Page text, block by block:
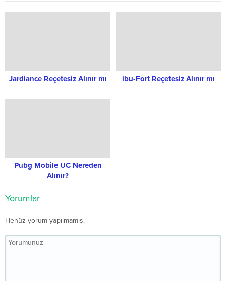
Jardiance Reçetesiz Alınır mı ibu-Fort Reçetesiz Alınır mı
Pubg Mobile UC Nereden
Alınır?
Yorumlar
Henüz yorum yapılmamış.